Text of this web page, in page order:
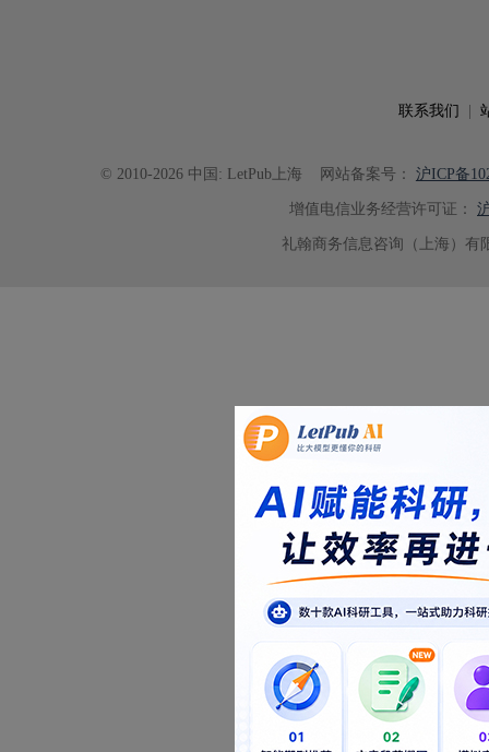
联系我们
© 2010-2026 中国: LetPub上海 网站备案号： 沪ICP备
增值电信业务经营许可证：
礼翰商务信息咨询（上海）